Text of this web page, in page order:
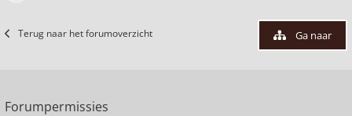
Terug naar het forumoverzicht Ga naar
Forumpermissies